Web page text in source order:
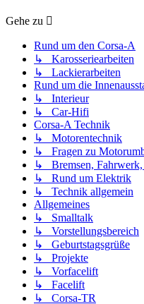
Gehe zu
Rund um den Corsa-A
↳ Karosseriearbeiten
↳ Lackierarbeiten
Rund um die
↳ Interieur
↳ Car-Hifi
Corsa-A Technik
↳ Motorentechnik
↳ Fragen zu
↳ Bremsen,
↳ Rund um Elektrik
↳ Technik allgemein
Allgemeines
↳ Smalltalk
↳ Vorstellungsbereich
↳ Geburtstagsgrüße
↳ Projekte
↳ Vorfacelift
↳ Facelift
↳ Corsa-TR